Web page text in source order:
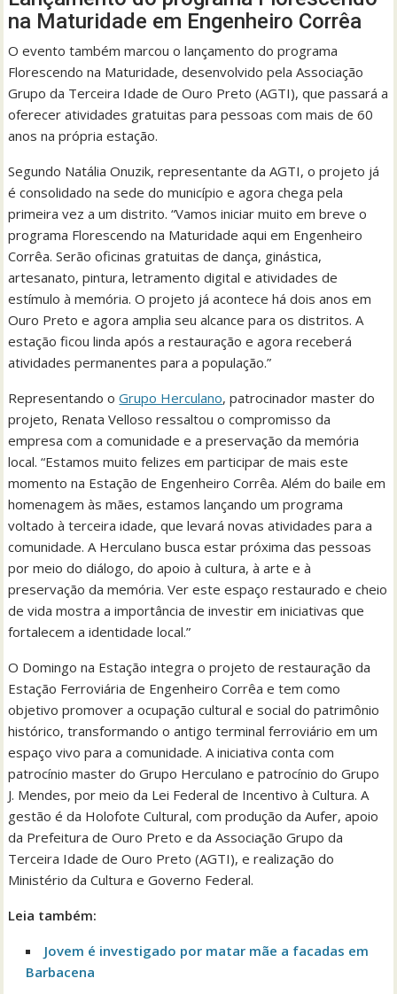
na Maturidade em Engenheiro Corrêa
O evento também marcou o lançamento do programa
Florescendo na Maturidade, desenvolvido pela Associação
Grupo da Terceira Idade de Ouro Preto (AGTI), que passará a
oferecer atividades gratuitas para pessoas com mais de 60
anos na própria estação.
Segundo Natália Onuzik, representante da AGTI, o projeto já
é consolidado na sede do município e agora chega pela
primeira vez a um distrito. “Vamos iniciar muito em breve o
programa Florescendo na Maturidade aqui em Engenheiro
Corrêa. Serão oficinas gratuitas de dança, ginástica,
artesanato, pintura, letramento digital e atividades de
estímulo à memória. O projeto já acontece há dois anos em
Ouro Preto e agora amplia seu alcance para os distritos. A
estação ficou linda após a restauração e agora receberá
atividades permanentes para a população.”
Representando oGrupo Herculano, patrocinador master do
projeto, Renata Velloso ressaltou o compromisso da
empresa com a comunidade e a preservação da memória
local. “Estamos muito felizes em participar de mais este
momento na Estação de Engenheiro Corrêa. Além do baile em
homenagem às mães, estamos lançando um programa
voltado à terceira idade, que levará novas atividades para a
comunidade. A Herculano busca estar próxima das pessoas
por meio do diálogo, do apoio à cultura, à arte e à
preservação da memória. Ver este espaço restaurado e cheio
de vida mostra a importância de investir em iniciativas que
fortalecem a identidade local.”
O Domingo na Estação integra o projeto de restauração da
Estação Ferroviária de Engenheiro Corrêa e tem como
objetivo promover a ocupação cultural e social do patrimônio
histórico, transformando o antigo terminal ferroviário em um
espaço vivo para a comunidade. A iniciativa conta com
patrocínio master do Grupo Herculano e patrocínio do Grupo
J. Mendes, por meio da Lei Federal de Incentivo à Cultura. A
gestão é da Holofote Cultural, com produção da Aufer, apoio
da Prefeitura de Ouro Preto e da Associação Grupo da
Terceira Idade de Ouro Preto (AGTI), e realização do
Ministério da Cultura e Governo Federal.
Leia também:
Jovem é investigado por matar mãe a facadas em
Barbacena